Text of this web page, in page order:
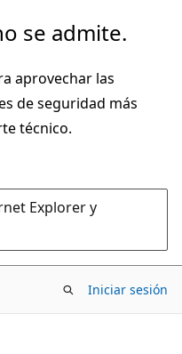
se admite.
aprovechar las
de seguridad más
técnico.
Explorer y
Iniciar sesión